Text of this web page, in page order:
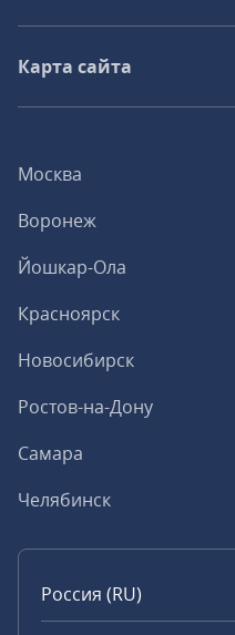
Москва
Воронеж
Йошкар-Ола
Красноярск
Новосибирск
Ростов-на-Дону
Самара
Челябинск
Россия (RU)
Карта сайта